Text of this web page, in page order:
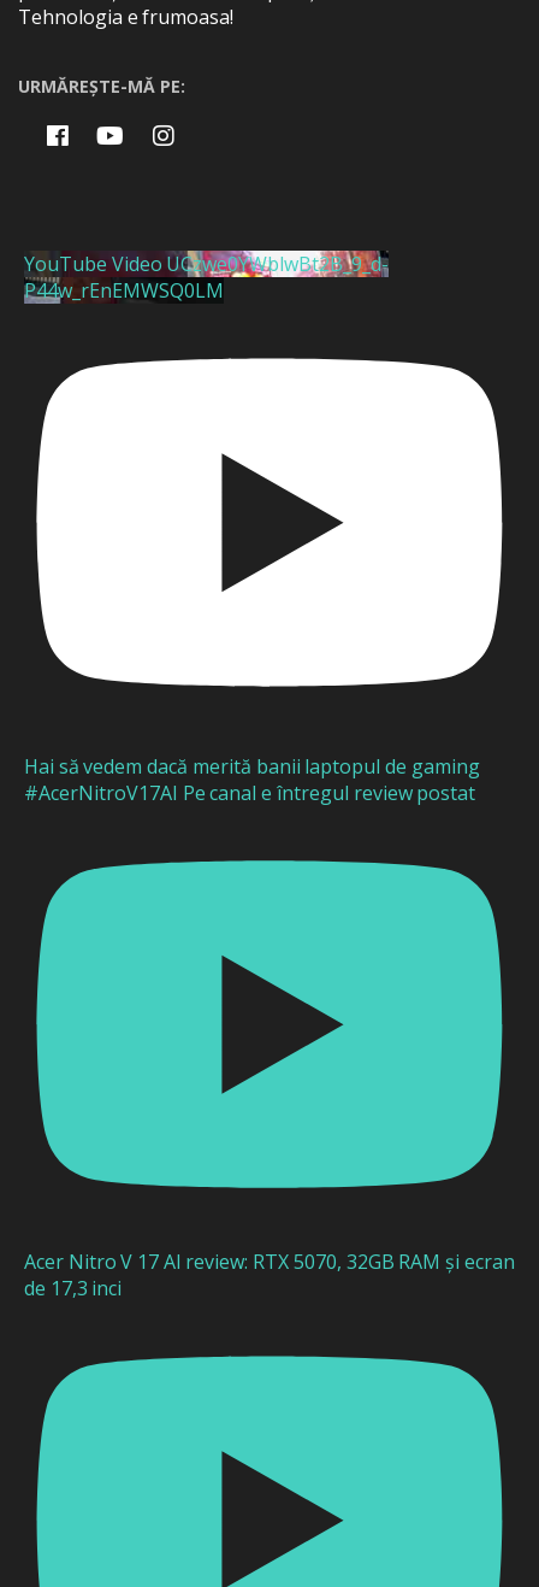
Tehnologia e frumoasa!
URMĂREȘTE-MĂ PE:
YouTube Video UCzwe0YWblwBt2B_9_d-
P44w_rEnEMWSQ0LM
Hai să vedem dacă merită banii laptopul de gaming
#AcerNitroV17AI Pe canal e întregul review postat
Acer Nitro V 17 AI review: RTX 5070, 32GB RAM și ecran
de 17,3 inci